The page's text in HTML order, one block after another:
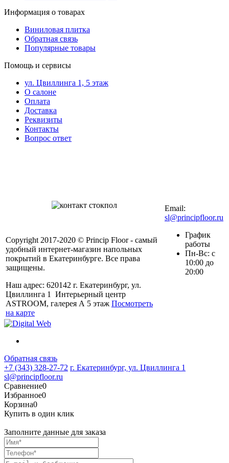
Информация о товарах
Виниловая плитка
Обратная связь
Популярные товары
Помощь и сервисы
ул. Цвиллинга 1, 5 этаж
О салоне
Оплата
Доставка
Реквизиты
Контакты
Вопрос ответ
Copyright 2017-2020 © Princip Floor - самый
удобный интернет-магазин напольных
покрытий в Екатеринбурге. Все права
защищены.
Наш адрес: 620142 г. Екатеринбург, ул.
Цвиллинга 1 Интерьерный центр
ASTROOM, галерея А 5 этаж Посмотреть
на карте
Email:
sl@principfloor.ru
График
работы
Пн-Вс: с
10:00 до
20:00
Обратная связь
+7 (343) 328-27-72 г. Екатеринбург, ул. Цвиллинга 1
sl@principfloor.ru
Сравнение0
Избранное0
Корзина0
Купить в один клик
Заполните данные для заказа